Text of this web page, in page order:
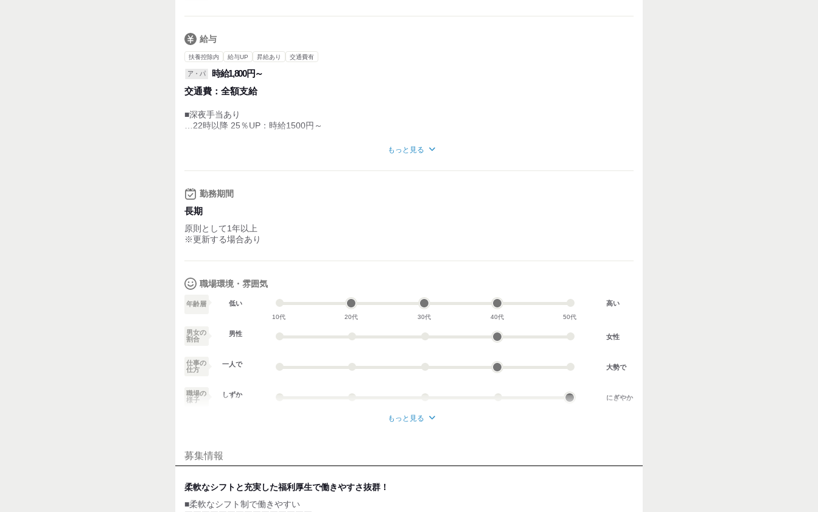
給与
扶養控除内 給与UP 昇給あり 交通費有
ア・パ
時給1,800円～
交通費： 全額支給
■深夜手当あり
…22時以降 25％UP：時給1500円～
■レッスン以外の業務
…時給1240円～
試用期間：
もっと見る
勤務期間
長期
原則として1年以上
※更新する場合あり
職場環境・雰囲気
年齢層 低い
10代 20代 30代 40代 50代
高い
男女の
割合
男性 女性
仕事の
仕方
一人で 大勢で
職場の
様子
しずか にぎやか
個性が生かせる
デスクワーク
お客様との対話が
もっと見る
募集情報
柔軟なシフトと充実した福利厚生で働きやすさ抜群！
■柔軟なシフト制で働きやすい